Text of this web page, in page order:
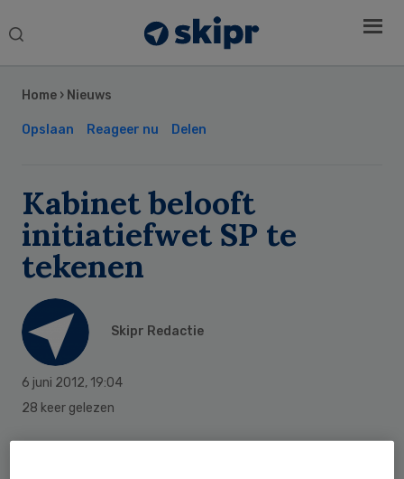
Search
Home › Nieuws
Opslaan Reageer nu Delen
Kabinet belooft
initiatiefwet SP te
tekenen
Skipr Redactie
6 juni 2012, 19:04
28 keer gelezen
Sidebar